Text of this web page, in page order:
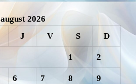
august 2026
J V S D
1 2
6 7 8 9